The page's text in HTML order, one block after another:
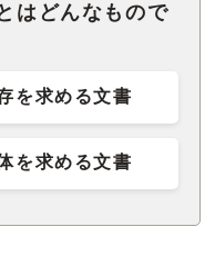
はどんなもので
を求める文書
を求める文書